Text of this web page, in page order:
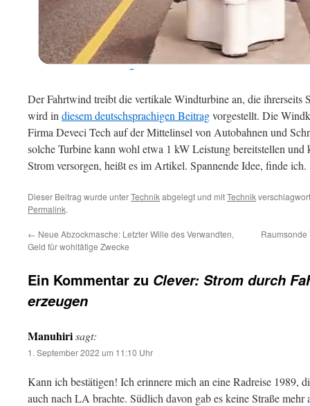
Der Fahrtwind treibt die vertikale Windturbine an, die
wird in diesem deutschsprachigen Beitragvorgestellt. Die
Firma Deveci Tech auf der Mittelinsel von Autobahnen und
solche Turbine kann wohl etwa 1 kW Leistung bereitstellen
Strom versorgen, heißt es im Artikel. Spannende Idee, finde ich.
Dieser Beitrag wurde unterTechnikabgelegt und mitTechnik
Permalink.
← Neue Abzockmasche: Letzter Wille des Verwandten,
Geld für wohltätige Zwecke
Ein Kommentar zu Clever: Strom durch
erzeugen
Manuhirisagt:
1. September 2022 um 11:10 Uhr
Kann ich bestätigen! Ich erinnere mich an eine Radreise 1989,
auch nach LA brachte. Südlich davon gab es keine Straße mehr